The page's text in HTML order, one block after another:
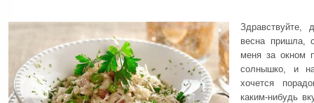
Здравствуйте,
весна пришла,
меня за окном
солнышко, и
хочется
каким-нибудь